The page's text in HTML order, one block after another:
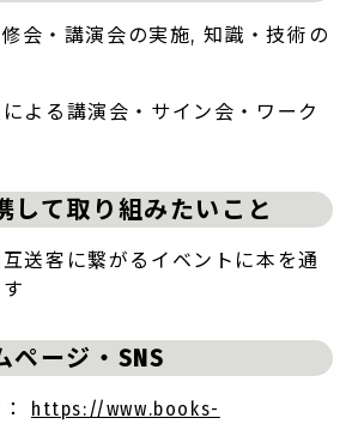
会・講演会の実施, 知識・技術の
よる講演会・サイン会・ワーク
して取り組みたいこと
送客に繋がるイベントに本を通
ページ・SNS
https://www.books-